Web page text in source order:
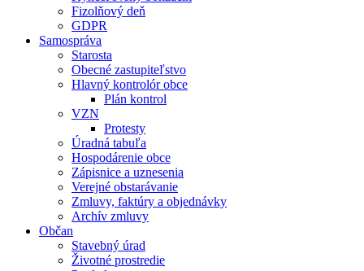
Fizolňový deň
GDPR
Samospráva
Starosta
Obecné zastupiteľstvo
Hlavný kontrolór obce
Plán kontrol
VZN
Protesty
Úradná tabuľa
Hospodárenie obce
Zápisnice a uznesenia
Verejné obstarávanie
Zmluvy, faktúry a objednávky
Archív zmluvy
Občan
Stavebný úrad
Životné prostredie